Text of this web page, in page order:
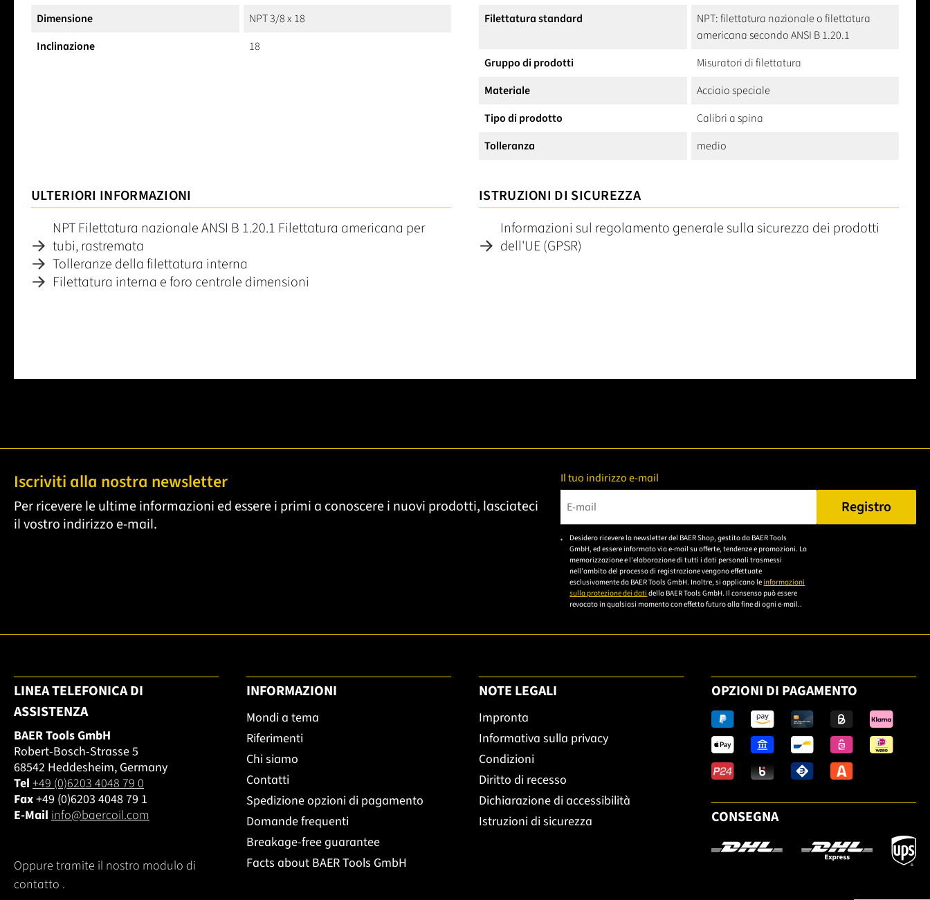
Dimensione
NPT 3/8 x 18
Inclinazione
18
Filettatura standard
NPT: filettatura nazionale o filettatura
americana secondo ANSI B 1.20.1
Gruppo di prodotti
Misuratori di filettatura
Materiale
Acciaio speciale
Tipo di prodotto
Calibri a spina
Tolleranza
medio
ULTERIORI INFORMAZIONI
NPT Filettatura nazionale ANSI B 1.20.1 Filettatura americana per
tubi, rastremata
Tolleranze della filettatura interna
Filettatura interna e foro centrale dimensioni
ISTRUZIONI DI SICUREZZA
Informazioni sul regolamento generale sulla sicurezza dei prodotti
dell'UE (GPSR)
Iscriviti alla nostra newsletter
Per ricevere le ultime informazioni ed essere i primi a conoscere i nuovi prodotti, lasciateci
il vostro indirizzo e-mail.
Il tuo indirizzo e-mail
Bitte geben Sie eine gültige E-Mail-Adresse ein.
Registro
Desidero ricevere la newsletter del BAER Shop, gestito da BAER Tools
GmbH, ed essere informato via e-mail su offerte, tendenze e promozioni. La
memorizzazione e l'elaborazione di tutti i dati personali trasmessi
nell'ambito del processo di registrazione vengono effettuate
esclusivamente da BAER Tools GmbH. Inoltre, si applicano le informazioni
sulla protezione dei dati della BAER Tools GmbH. Il consenso può essere
revocato in qualsiasi momento con effetto futuro alla fine di ogni e-mail..
LINEA TELEFONICA DI
ASSISTENZA
BAER Tools GmbH
Robert-Bosch-Strasse 5
68542 Heddesheim, Germany
Tel +49 (0)6203 4048 79 0
Fax+49 (0)6203 4048 79 1
E-Mail info@baercoil.com
Oppure tramite il nostro modulo di
contatto .
INFORMAZIONI
Mondi a tema
Riferimenti
Chi siamo
Contatti
Spedizione opzioni di pagamento
Domande frequenti
Breakage-free guarantee
Facts about BAER Tools GmbH
NOTE LEGALI
Impronta
Informativa sulla privacy
Condizioni
Diritto di recesso
Dichiarazione di accessibilità
Istruzioni di sicurezza
OPZIONI DI PAGAMENTO
CONSEGNA